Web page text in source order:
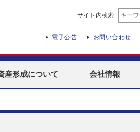
サイト内検索
電子公告 お問い合わせ
産形成について 会社情報